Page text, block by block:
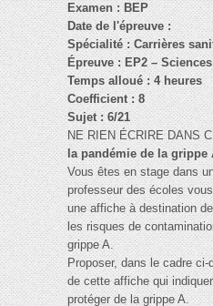
Examen : BEP
Date de l'épreuve :
Spécialité : Carrières
Épreuve : EP2 –
Temps alloué : 4 heures
Coefficient : 8
Sujet : 6/21
NE RIEN ÉCRIRE DANS
la pandémie de la grippe
Vous êtes en stage dans
professeur des écoles
une affiche à destination
les risques de
grippe A.
Proposer, dans le cadre
de cette affiche qui
protéger de la grippe A.